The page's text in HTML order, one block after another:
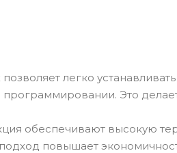
легко
Это
обеспечивают высокую
повышает